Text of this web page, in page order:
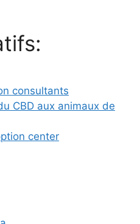
consultants
CBD aux animaux de
center